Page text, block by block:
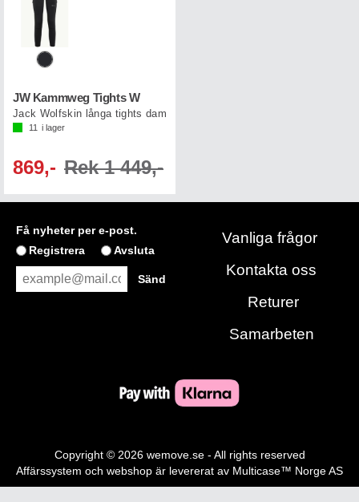
JW Kammweg Tights W
Jack Wolfskin långa tights dam
11 i lager
869,- Rek 1 449,-
Få nyheter per e-post.
Registrera
Avsluta
Vanliga frågor
Kontakta oss
Returer
Samarbeten
Copyright © 2026 wemove.se - All rights reserved
Affärssystem och webshop är levererat av Multicase™ Norge AS